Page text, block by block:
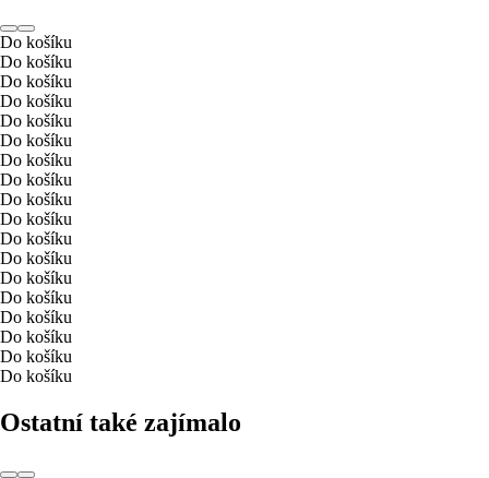
Do košíku
Do košíku
Do košíku
Do košíku
Do košíku
Do košíku
Do košíku
Do košíku
Do košíku
Do košíku
Do košíku
Do košíku
Do košíku
Do košíku
Do košíku
Do košíku
Do košíku
Do košíku
Ostatní také zajímalo